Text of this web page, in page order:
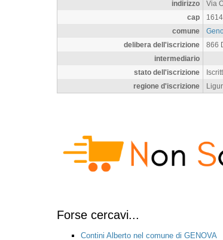
indirizzo
Via
cap
comune
delibera dell'iscrizione
866
intermediario
stato dell'iscrizione
regione d'iscrizione
Forse cercavi...
Contini Alberto nel comune di GENOVA